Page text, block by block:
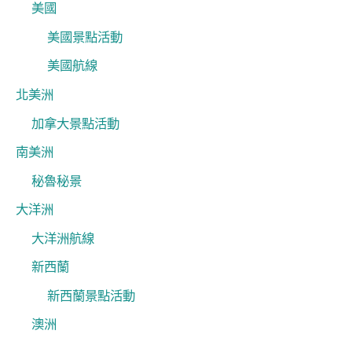
美國
美國景點活動
美國航線
北美洲
加拿大景點活動
南美洲
秘魯秘景
大洋洲
大洋洲航線
新西蘭
新西蘭景點活動
澳洲